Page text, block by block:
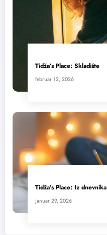
Tidža’s Place: Skladište
februar 12, 2026
Tidža’s Place: Iz dnevnika
januar 29, 2026